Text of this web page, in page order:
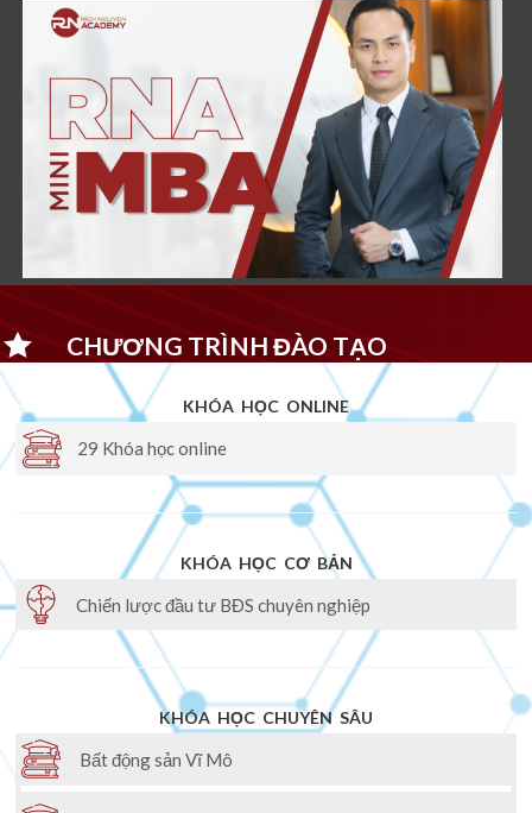
CHƯƠNG TRÌNH ĐÀO TẠO
KHÓA HỌC ONLINE
29 Khóa học online
KHÓA HỌC CƠ BẢN
Chiến lược đầu tư BĐS chuyên nghiệp
KHÓA HỌC CHUYÊN SÂU
Bất động sản Vĩ Mô